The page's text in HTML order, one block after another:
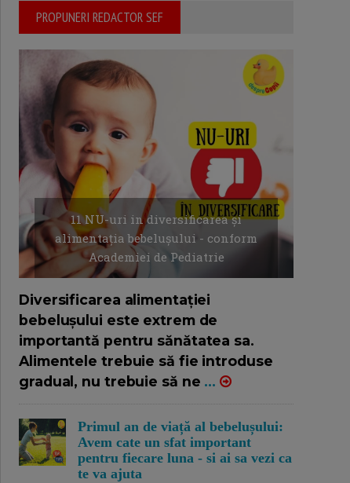
PROPUNERI REDACTOR SEF
11 NU-uri in diversificarea și
alimentația bebelușului - conform
Academiei de Pediatrie
Diversificarea alimentației
bebelușului este extrem de
importantă pentru sănătatea sa.
Alimentele trebuie să fie introduse
gradual, nu trebuie să ne ...
Primul an de viață al bebelușului:
Avem cate un sfat important
pentru fiecare luna - si ai sa vezi ca
te va ajuta